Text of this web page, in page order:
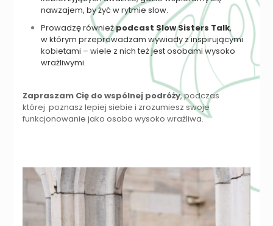
nawzajem, by żyć w rytmie slow.
Prowadzę równieżpodcast Slow Sisters Talk,
w którym przeprowadzam wywiady z inspirującymi
kobietami – wiele z nich też jest osobami wysoko
wrażliwymi.
Zapraszam Cię do wspólnej podróży, podczas
której poznasz lepiej siebie i zrozumiesz swoje
funkcjonowanie jako osoba wysoko wrażliwa.